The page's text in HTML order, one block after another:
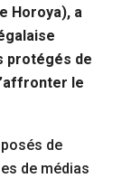
Horoya), a
protégés de
le
de
de médias